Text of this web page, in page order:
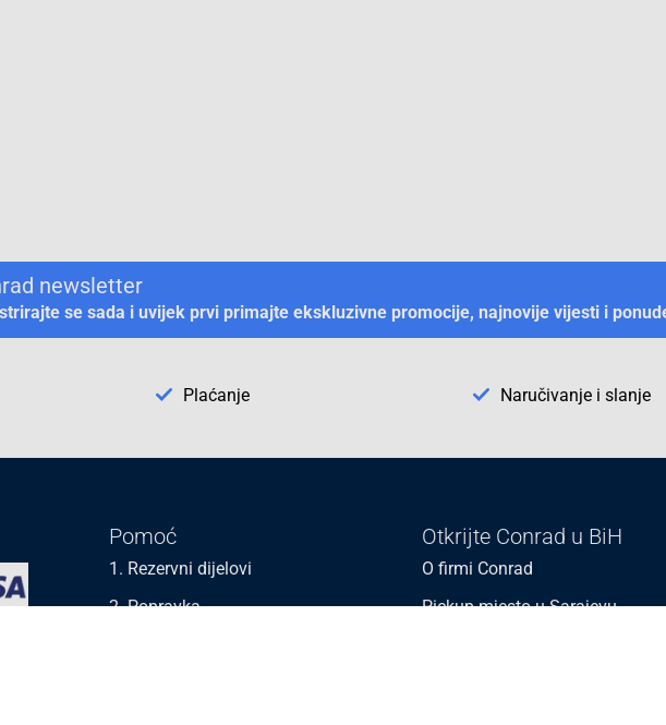
newsletter
se sada i uvijek prvi primajte ekskluzivne promocije, najnovije vijesti i
Plaćanje Naručivanje i slanje
Pomoć
1. Rezervni dijelovi
2. Popravka
Otkrijte Conrad u BiH
O firmi Conrad
Pickup mjesto u Sarajevu